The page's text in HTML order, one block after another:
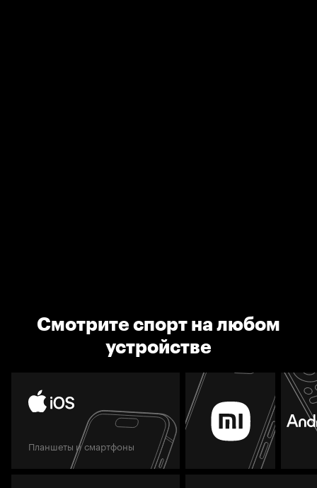
Смотрите спорт на любом
устройстве
Планшеты и смартфоны